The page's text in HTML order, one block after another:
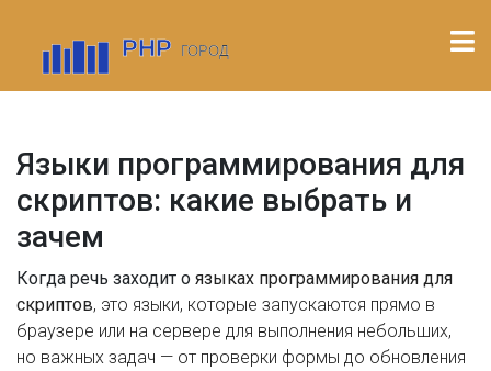
Языки программирования для
скриптов: какие выбрать и
зачем
Когда речь заходит о языках программирования для
скриптов, это языки, которые запускаются прямо в
браузере или на сервере для выполнения небольших,
но важных задач — от проверки формы до обновления